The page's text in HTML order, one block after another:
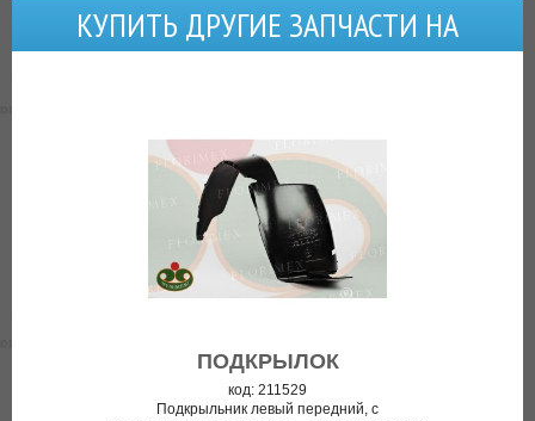
КУПИТЬ ДРУГИЕ ЗАПЧАСТИ НА
ПОДКРЫЛОК
код: 211529
Подкрыльник левый передний, с